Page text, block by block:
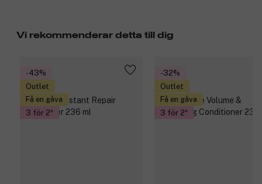
Vi rekommenderar detta till dig
-43%
Outlet
Få en gåva
3 för 2
-32%
Outlet
Få en gåva
3 för 2